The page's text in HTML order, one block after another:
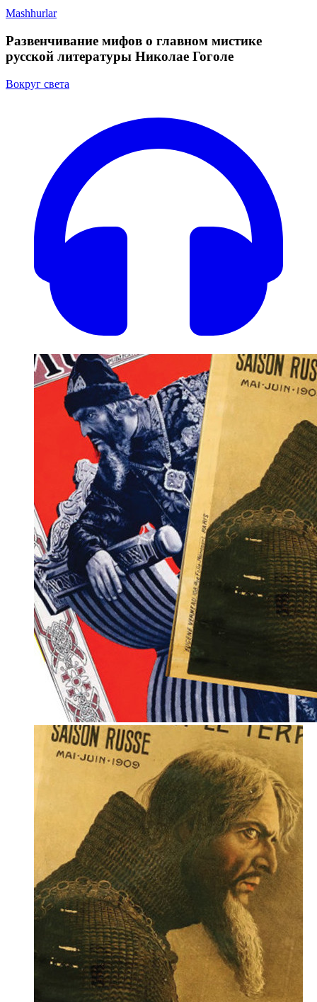
Mashhurlar
Развенчивание мифов о главном мистике
русской литературы Николае Гоголе
Вокруг света